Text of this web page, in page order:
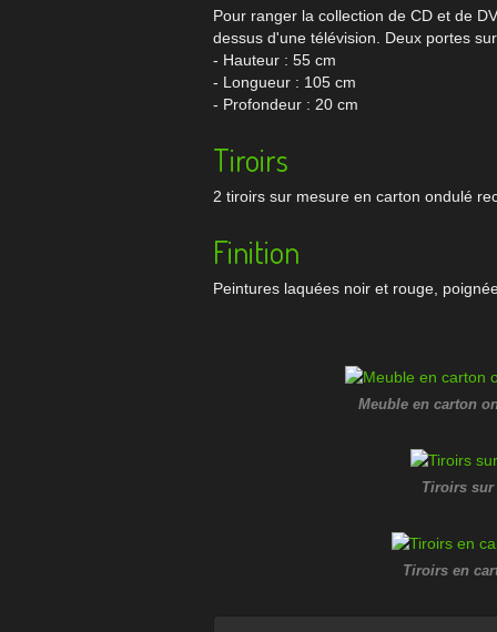
Pour ranger la collection de CD et de
dessus d'une télévision. Deux portes
- Hauteur : 55 cm
- Longueur : 105 cm
- Profondeur : 20 cm
Tiroirs
2 tiroirs sur mesure en carton ondulé
Finition
Peintures laquées noir et rouge,
Meuble en carton
Tiroirs sur
Tiroirs en